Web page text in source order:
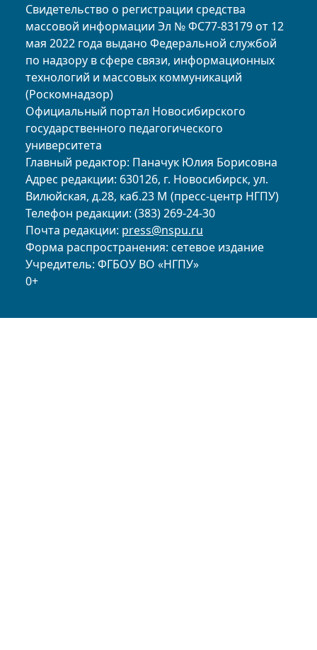
Свидетельство о регистрации средства
массовой информации Эл № ФС77-83179 от 12
мая 2022 года выдано Федеральной службой
по надзору в сфере связи, информационных
технологий и массовых коммуникаций
(Роскомнадзор)
Официальный портал Новосибирского
государственного педагогического
университета
Главный редактор: Паначук Юлия Борисовна
Адрес редакции: 630126, г. Новосибирск, ул.
Вилюйская, д.28, каб.23 М (пресс-центр НГПУ)
Телефон редакции: (383) 269-24-30
Почта редакции: press@nspu.ru
Форма распространения: сетевое издание
Учредитель: ФГБОУ ВО «НГПУ»
0+